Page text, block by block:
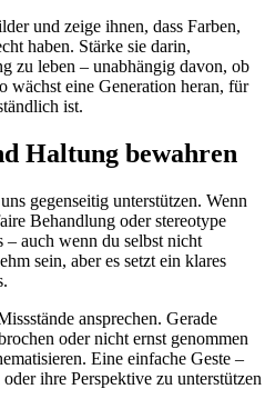
und zeige ihnen, dass Farben,
haben. Stärke sie darin,
zu leben – unabhängig davon, ob
wächst eine Generation heran, für
ist.
Haltung bewahren
gegenseitig unterstützen. Wenn
Behandlung oder stereotype
– auch wenn du selbst nicht
sein, aber es setzt ein klares
ansprechen. Gerade
oder nicht ernst genommen
Eine einfache Geste –
ihre Perspektive zu unterstützen